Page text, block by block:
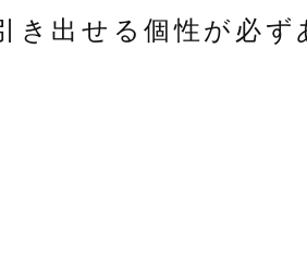
き出せる個性が必ず